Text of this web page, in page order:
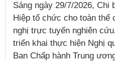
Sáng ngày 29/7/2026, Chi
Hiệp tổ chức cho toàn thể
nghị trực tuyến nghiên
triển khai thực hiện Nghị
Ban Chấp hành Trung